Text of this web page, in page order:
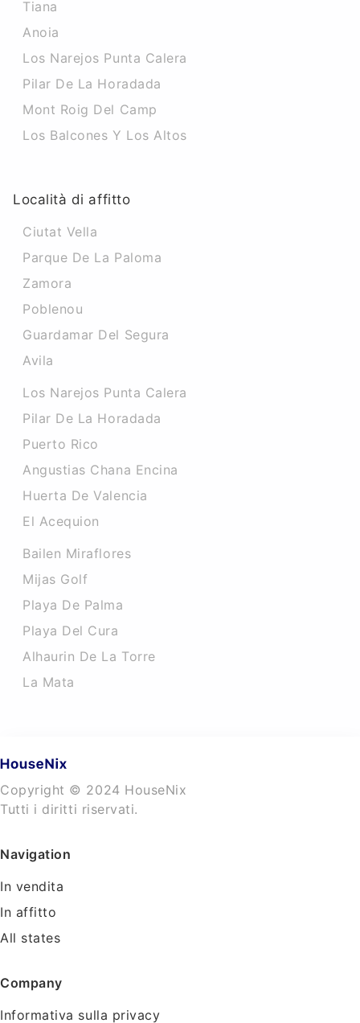
Tiana
Anoia
Los Narejos Punta Calera
Pilar De La Horadada
Mont Roig Del Camp
Los Balcones Y Los Altos
Località di affitto
Ciutat Vella
Parque De La Paloma
Zamora
Poblenou
Guardamar Del Segura
Avila
Los Narejos Punta Calera
Pilar De La Horadada
Puerto Rico
Angustias Chana Encina
Huerta De Valencia
El Acequion
Bailen Miraflores
Mijas Golf
Playa De Palma
Playa Del Cura
Alhaurin De La Torre
La Mata
Copyright © 2024 HouseNix
Tutti i diritti riservati.
Navigation
In vendita
In affitto
All states
Company
Informativa sulla privacy